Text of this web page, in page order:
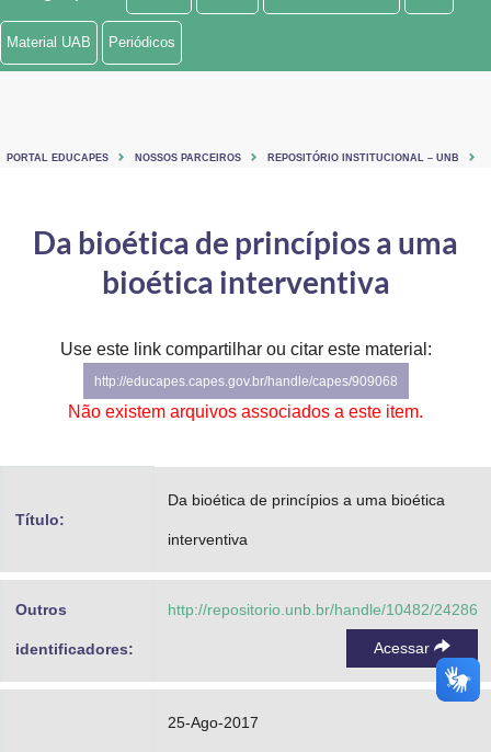
Ministério de Minas e Energia
Controladoria-Geral da União
Secretaria-Geral
Secretaria de Governo
Gabinete de Segurança Institucional
Advocacia-Geral da União
Planalto
Material UAB Periódicos
PORTAL EDUCAPES NOSSOS PARCEIROS REPOSITÓRIO INSTITUCIONAL – UNB
Da bioética de princípios a uma
bioética interventiva
Use este link compartilhar ou citar este material:
http://educapes.capes.gov.br/handle/capes/909068
Não existem arquivos associados a este item.
Título:
Da bioética de princípios a uma bioética
interventiva
Outros
identificadores:
http://repositorio.unb.br/handle/10482/24286
Acessar
25-Ago-2017